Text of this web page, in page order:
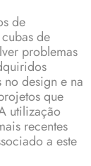
de
de
problemas
design e na
que
utilização
recentes
a este